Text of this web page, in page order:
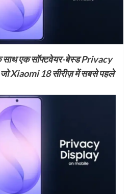
एक सॉफ्टवेयर-बेस्ड Privacy
Xiaomi 18 सीरीज़ में सबसे पहले